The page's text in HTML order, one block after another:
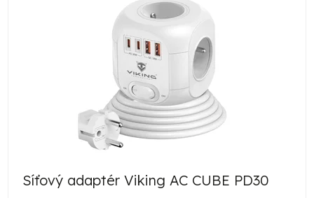
Síťový adaptér Viking AC CUBE PD30